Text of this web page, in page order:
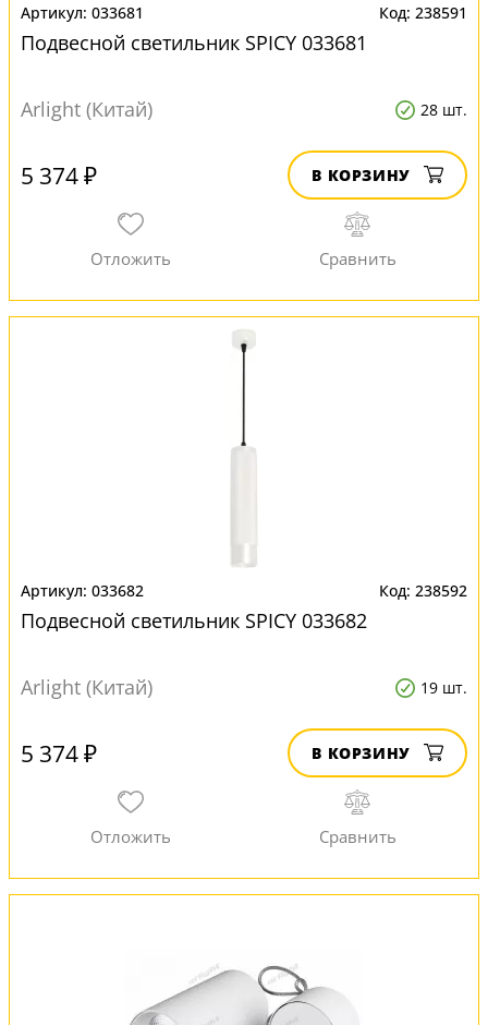
033681 238591
Подвесной светильник SPICY 033681
Arlight (Китай) 28 шт.
5 374 ₽ В КОРЗИНУ
033682 238592
Подвесной светильник SPICY 033682
Arlight (Китай) 19 шт.
5 374 ₽ В КОРЗИНУ